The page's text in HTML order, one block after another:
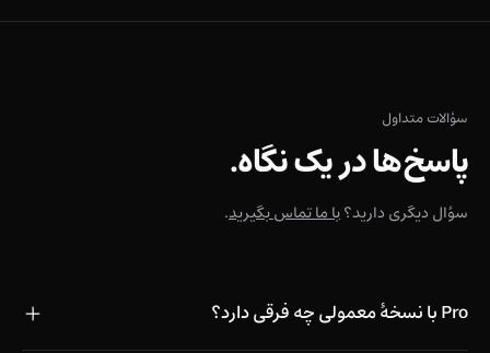
سؤالات متداول
پاسخ‌ها در یک نگاه.
سؤال دیگری دارید؟با ما تماس بگیرید.
Pro با نسخهٔ معمولی چه فرقی دارد؟